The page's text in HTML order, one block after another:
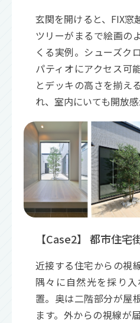
玄関を開けると、FIX窓
ツリーがまるで絵画の
くる実例。シューズク
パティオにアクセス可
とデッキの高さを揃え
れ、室内にいても開放感
【Case2】 都市住
近接する住宅からの視
隅々に自然光を採り
置。奥は二階部分が屋
ます。外からの視線が